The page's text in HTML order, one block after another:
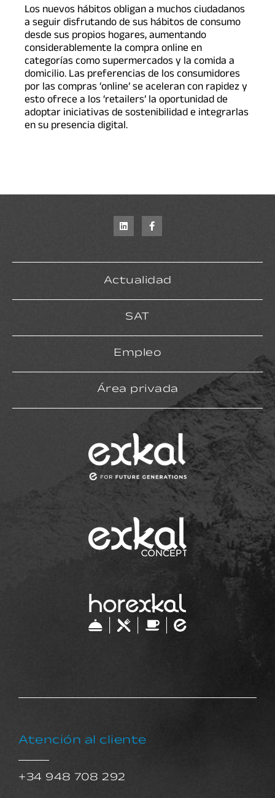
Los nuevos hábitos obligan a muchos ciudadanos
a seguir disfrutando de sus hábitos de consumo
desde sus propios hogares, aumentando
considerablemente la compra online en
categorías como supermercados y la comida a
domicilio. Las preferencias de los consumidores
por las compras ‘online’ se aceleran con rapidez y
esto ofrece a los ‘retailers’ la oportunidad de
adoptar iniciativas de sostenibilidad e integrarlas
en su presencia digital.
Actualidad
SAT
Empleo
Área privada
Atención al cliente
+34 948 708 292